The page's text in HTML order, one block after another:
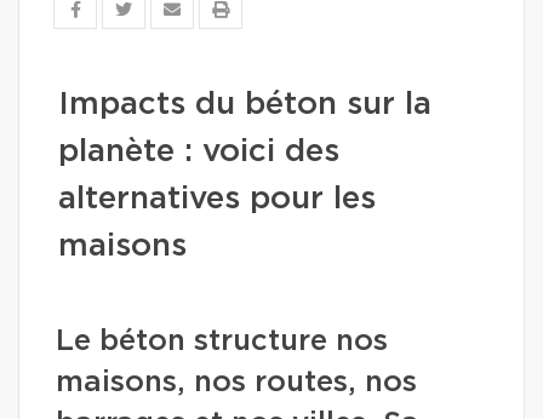
Impacts du béton sur la
planète : voici des
alternatives pour les
maisons
Le béton structure nos
maisons, nos routes, nos